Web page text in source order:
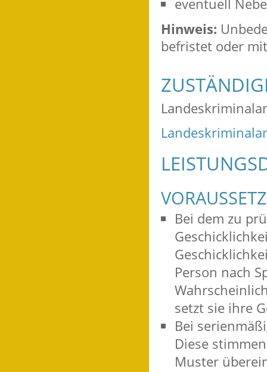
Hinweis:
befristet oder
Bei dem zu
Person nach
setzt sie ihre
Bei
Diese
Muster